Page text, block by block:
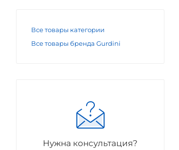
Все товары категории
Все товары бренда Gurdini
Нужна консультация?